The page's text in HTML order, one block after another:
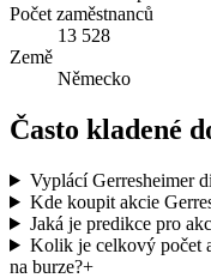
Počet zaměstnanců
13 528
Země
Německo
Často kladené
Vyplácí Gerresheimer
Kde koupit akcie
Jaká je predikce pro
Kolik je celkový počet
na burze?+